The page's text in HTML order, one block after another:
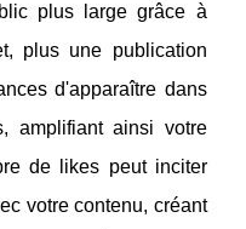
plus large grâce à
plus une publication
d'apparaître dans
amplifiant ainsi votre
de likes peut inciter
votre contenu, créant